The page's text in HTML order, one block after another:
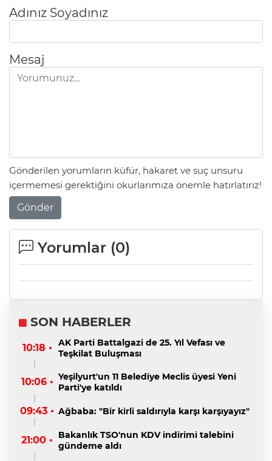
Adınız Soyadınız
Mesaj
Gönderilen yorumların küfür, hakaret ve suç unsuru
içermemesi gerektiğini okurlarımıza önemle hatırlatırız!
Gönder
Yorumlar (0)
SON HABERLER
10:18 •
AK Parti Battalgazi de 25. Yıl Vefası ve
Teşkilat Buluşması
10:06 • Yeşilyurt'un 11 Belediye Meclis üyesi Yeni
Parti'ye katıldı
09:43 • Ağbaba: "Bir kirli saldırıyla karşı karşıyayız"
21:00 •
Bakanlık TSO'nun KDV indirimi talebini
gündeme aldı